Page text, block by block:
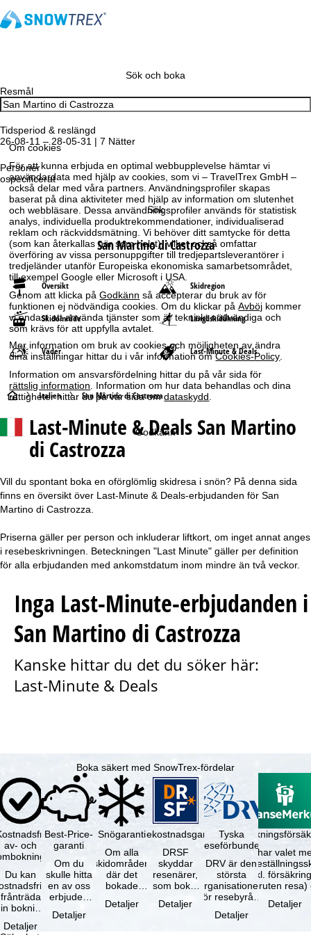
Om cookies
För att kunna erbjuda en optimal webbupplevelse hämtar vi
användardata med hjälp av cookies, som vi – TravelTrex GmbH –
också delar med våra partners. Användningsprofiler skapas
baserat på dina aktiviteter med hjälp av information om slutenhet
och webbläsare. Dessa användningsprofiler används för statistisk
analys, individuella produktrekommendationer, individualiserad
reklam och räckviddsmätning. Vi behöver ditt samtycke för detta
(som kan återkallas när som helst), vilket också omfattar
överföring av vissa personuppgifter till tredjepartsleverantörer i
tredjeländer utanför Europeiska ekonomiska samarbetsområdet,
till exempel Google eller Microsoft i USA.
Genom att klicka påGodkänn så accepterar du bruk av för
funktionen ej nödvändiga cookies. Om du klickar påAvböj kommer
vi endast att använda tjänster som är tekniskt nödvändiga och
som krävs för att uppfylla avtalet.
Mer information om bruk av cookies och möjligheten av ändra
dina inställningar hittar du i vår information omCookies-Policy.
Information om ansvarsfördelning hittar du på vår sida för
rättslig information. Information om hur data behandlas och dina
rättigheter hittar du på vår sida omdataskydd.
Godkänn
Sök och boka
Resmål
Tidsperiod & reslängd
26-08-11 – 28-05-31 | 7 Nätter
Personer
ospecificerat
Sök
San Martino di Castrozza
Översikt Skidregion
Skidområde Längdskidåkning
Väder Last-Minute & Deals
S
r
t
s
i
d
Italien San Martino di Castrozza
Last-Minute & Deals San Martino
di Castrozza
Vill du spontant boka en oförglömlig skidresa i snön? På denna sida
finns en översikt över Last-Minute & Deals-erbjudanden för San
Martino di Castrozza.
Priserna gäller per person och inkluderar liftkort, om inget annat anges
i resebeskrivningen. Beteckningen "Last Minute" gäller per definition
för alla erbjudanden med ankomstdatum inom mindre än två veckor.
Inga Last-Minute-erbjudanden i
San Martino di Castrozza
Kanske hittar du det du söker här:
Last-Minute & Deals
Boka säkert med SnowTrex-fördelar
av- och
Du kan
frånträda
bokning
efter
Detaljer
Best-Price-
garanti
Om du
skulle hitta
en av oss
erbjuden
samma
Detaljer
Snögaranti
Om alla
skidområden
där det
bokade
gäller –
Detaljer
Resekostnadsgaranti
DRSF
skyddar
resenärer,
som bokat
paketresa
Detaljer
Tyska
reseförbundet
DRV är den
största
organisationen
för resebyråer
researrangörer
Detaljer
Du har valet
(inkl.
avbruten resa)
Detaljer